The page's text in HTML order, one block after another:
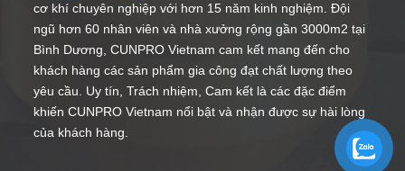
cơ khí chuyên nghiệp với hơn 15 năm kinh nghiệm. Đội
ngũ hơn 60 nhân viên và nhà xưởng rộng gần 3000m2 tại
Bình Dương, CUNPRO Vietnam cam kết mang đến cho
khách hàng các sản phẩm gia công đạt chất lượng theo
yêu cầu. Uy tín, Trách nhiệm, Cam kết là các đặc điểm
khiến CUNPRO Vietnam nổi bật và nhận được sự hài lòng
của khách hàng.